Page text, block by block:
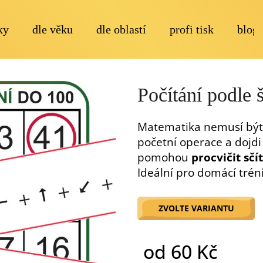
dle věku dle oblastí profi tisk blog
Počítání podle
Matematika nemusí
početní operace a
pomohou procvičit
Ideální pro domácí
ZVOLTE VARIANTU
od 60 Kč